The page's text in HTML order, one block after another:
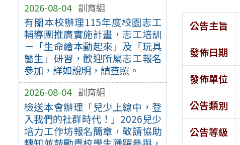
2026-08-04 訓育組
有關本校辦理115年度校園志工
輔導團推廣實施計畫，志工培訓
－「生命繪本動起來」及「玩具
醫生」研習，歡迎所屬志工報名
參加，詳如說明，請查照。
2026-08-04 訓育組
檢送本會辦理「兒少上線中，登
入我們的社群時代！」2026兒少
培力工作坊報名簡章，敬請協助
公告主旨
發佈日期
發佈單位
公告類別
公告等級